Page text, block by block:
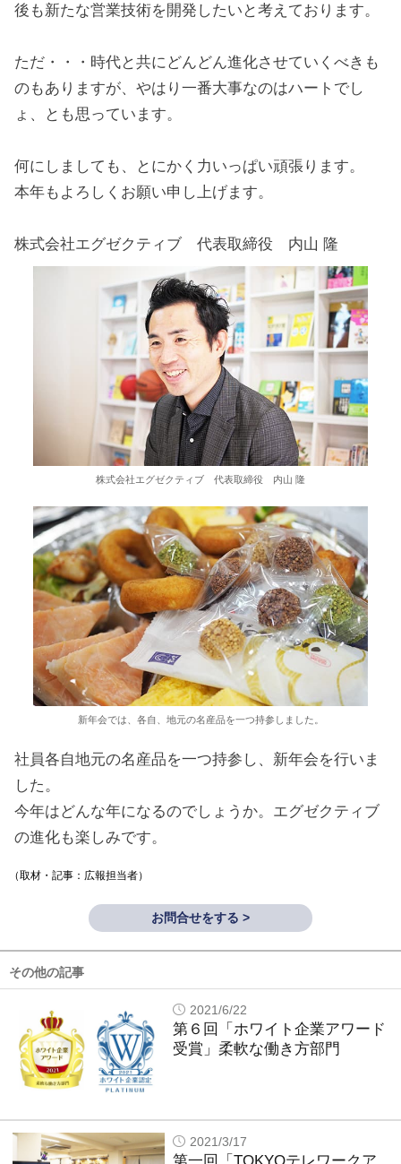
後も新たな営業技術を開発したいと考えております。
ただ・・・時代と共にどんどん進化させていくべきも
のもありますが、やはり一番大事なのはハートでし
ょ、とも思っています。
何にしましても、とにかく力いっぱい頑張ります。
本年もよろしくお願い申し上げます。
株式会社エグゼクティブ 代表取締役 内山 隆
株式会社エグゼクティブ 代表取締役 内山 隆
新年会では、各自、地元の名産品を一つ持参しました。
社員各自地元の名産品を一つ持参し、新年会を行いま
した。
今年はどんな年になるのでしょうか。エグゼクティブ
の進化も楽しみです。
（取材・記事：広報担当者）
お問合せをする >
その他の記事
2021/6/22
第６回「ホワイト企業アワード
受賞」柔軟な働き方部門
2021/3/17